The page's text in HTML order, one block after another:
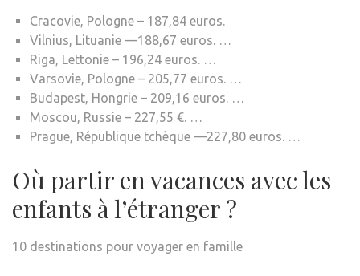
Cracovie, Pologne – 187,84 euros.
Vilnius, Lituanie —188,67 euros. …
Riga, Lettonie – 196,24 euros. …
Varsovie, Pologne – 205,77 euros. …
Budapest, Hongrie – 209,16 euros. …
Moscou, Russie – 227,55 €. …
Prague, République tchèque —227,80 euros. …
Où partir en vacances avec les
enfants à l’étranger ?
10 destinations pour voyager en famille